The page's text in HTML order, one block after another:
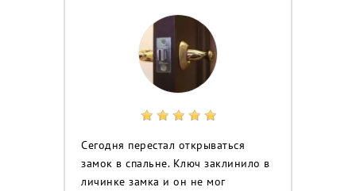
Сегодня перестал открываться
замок в спальне. Ключ заклинило в
личинке замка и он не мог